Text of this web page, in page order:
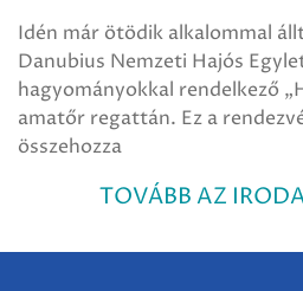
Idén már ötödik alkalommal
Danubius Nemzeti Hajós
hagyományokkal rendelkező
amatőr regattán. Ez a
összehozza
TOVÁBB AZ